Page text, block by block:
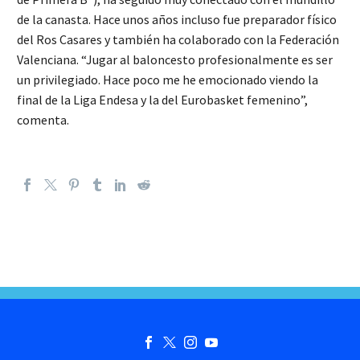
de la canasta. Hace unos años incluso fue preparador físico
del Ros Casares y también ha colaborado con la Federación
Valenciana. “Jugar al baloncesto profesionalmente es ser
un privilegiado. Hace poco me he emocionado viendo la
final de la Liga Endesa y la del Eurobasket femenino”,
comenta.